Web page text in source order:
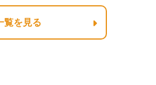
覧を見る